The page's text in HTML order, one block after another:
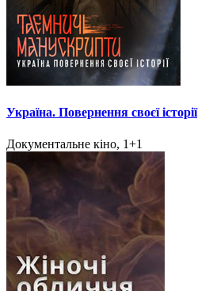
Україна. Повернення своєї історії
Документальне кіно, 1+1